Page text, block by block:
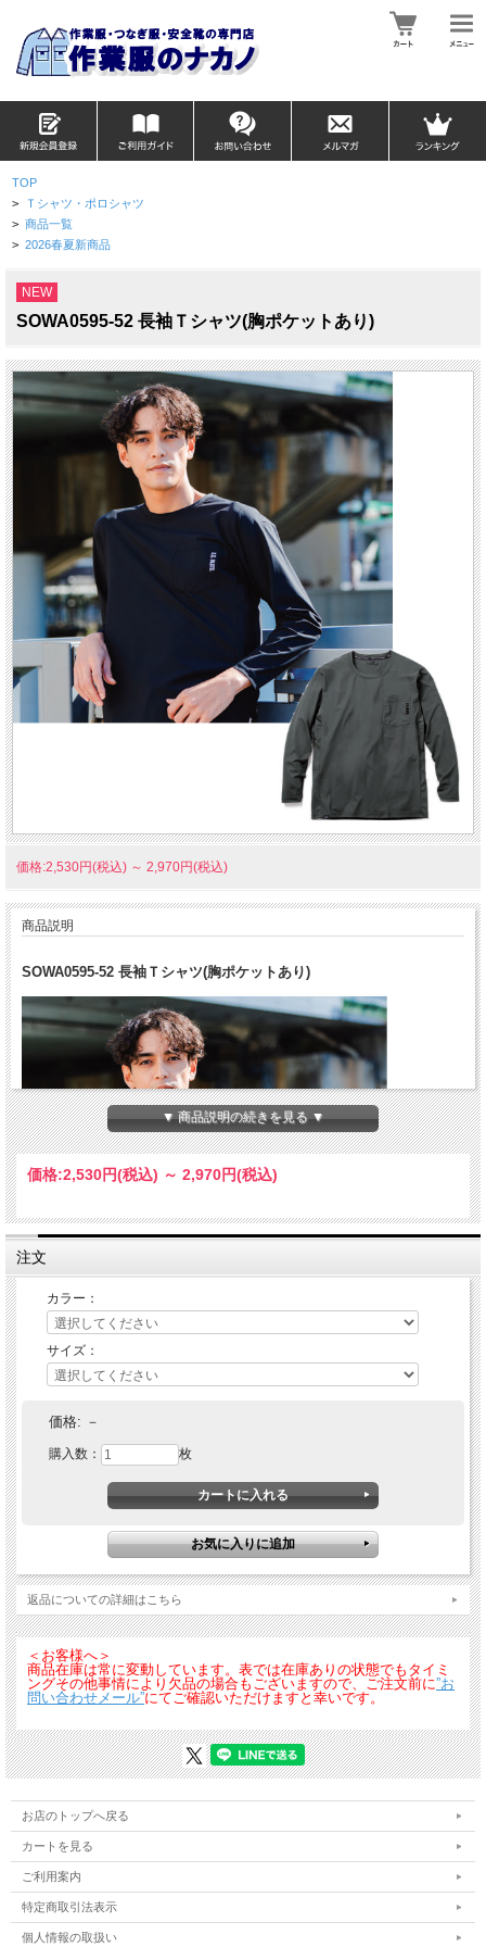
TOP
> Ｔシャツ・ポロシャツ
> 商品一覧
> 2026春夏新商品
NEW
SOWA0595-52 長袖Ｔシャツ(胸ポケットあり)
価格:2,530円(税込) ～ 2,970円(税込)
商品説明
SOWA0595-52 長袖Ｔシャツ(胸ポケットあり)
保冷剤ポケット+ 接触冷感生地+ 高通気性生地で猛暑に立ち向かう長袖Ｔシャツ！
EF ウェアと合わせて涼しさ倍増！！
・q-max0.445で抜群の接触冷感性
・通気性に優れたメッシュを使用
・不快なニオイを軽減する消臭糸の使用&デオドラントテープ付き
・ファン付きジャケットのインナーとして着用することで更に効果アップ
▼ 商品説明の続きを見る ▼
価格:2,530円(税込) ～ 2,970円(税込)
注文
カラー：
サイズ：
価格: －
購入数： 枚
返品についての詳細はこちら
＜お客様へ＞
商品在庫は常に変動しています。表では在庫ありの状態でもタイミ
ングその他事情により欠品の場合もございますので、ご注文前に”お
問い合わせメール”にてご確認いただけますと幸いです。
お店のトップへ戻る
カートを見る
ご利用案内
特定商取引法表示
個人情報の取扱い